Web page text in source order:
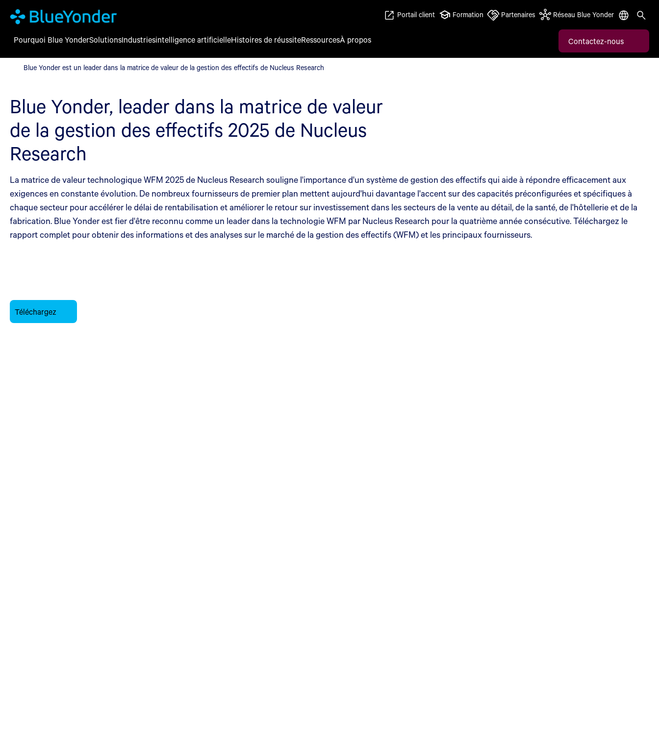
Blue Yonder est un leader dans la matrice de valeur de la gestion des effectifs de Nucleus Research
Portail client Formation Partenaires Réseau Blue Yonder
Pourquoi Blue YonderSolutionsIndustriesintelligence artificielleHistoires de réussiteRessourcesÀ propos Contactez-nous
Blue Yonder est un leader dans la matrice de valeur de la gestion des effectifs de Nucleus Research
Blue Yonder, leader dans la matrice de valeur
de la gestion des effectifs 2025 de Nucleus
Research
La matrice de valeur technologique WFM 2025 de Nucleus Research souligne l'importance d'un système de gestion des effectifs qui aide à répondre efficacement aux
exigences en constante évolution. De nombreux fournisseurs de premier plan mettent aujourd'hui davantage l'accent sur des capacités préconfigurées et spécifiques à
chaque secteur pour accélérer le délai de rentabilisation et améliorer le retour sur investissement dans les secteurs de la vente au détail, de la santé, de l'hôtellerie et de la
fabrication. Blue Yonder est fier d'être reconnu comme un leader dans la technologie WFM par Nucleus Research pour la quatrième année consécutive. Téléchargez le
rapport complet pour obtenir des informations et des analyses sur le marché de la gestion des effectifs (WFM) et les principaux fournisseurs.
Téléchargez